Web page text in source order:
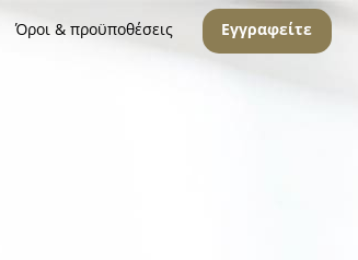
Όροι & προϋποθέσεις Εγγραφείτε